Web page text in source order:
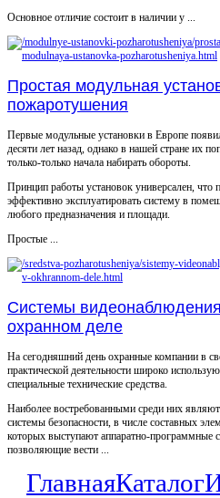
Основное отличие состоит в наличии у ...
Простая модульная
пожаротушения
Первые модульные установки в Европе
десяти лет назад, однако в нашей стране их
только-только начала набирать обороты.
Принцип работы установок универсален, что
эффективно эксплуатировать систему в
любого предназначения и площади.
Простые ...
Системы
охранном деле
На сегодняшний день охранные компании в
практической деятельности широко
специальные технические средства.
Наиболее востребованными среди них
системы безопасности, в числе составных
которых выступают аппаратно-программные
позволяющие вести ...
ГлавнаяКаталог